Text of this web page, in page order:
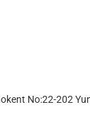
No:22-202